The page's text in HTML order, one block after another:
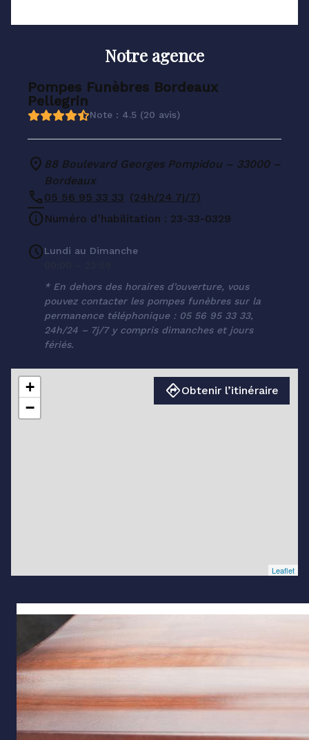
Audrey et toute l’équipe, que nous
Notre agence
Pompes Funèbres Bordeaux
Pellegrin
Note : 4.5 (20 avis)
88 Boulevard Georges Pompidou – 33000 –
Bordeaux
05 56 95 33 33 (24h/24 7j/7)
Numéro d’habilitation : 23-33-0329
Lundi au Dimanche
* En dehors des horaires d’ouverture, vous
pouvez contacter les pompes funèbres sur la
permanence téléphonique : 05 56 95 33 33,
24h/24 – 7j/7 y compris dimanches et jours
fériés.
+
−
Leaflet
Obtenir l’itinéraire